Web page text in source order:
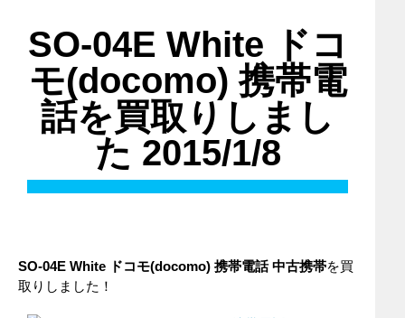
SO-04E White ドコ
モ(docomo) 携帯電
話を買取りしまし
た 2015/1/8
SO-04E White ドコモ(docomo) 携帯電話 中古携帯を買
取りしました！